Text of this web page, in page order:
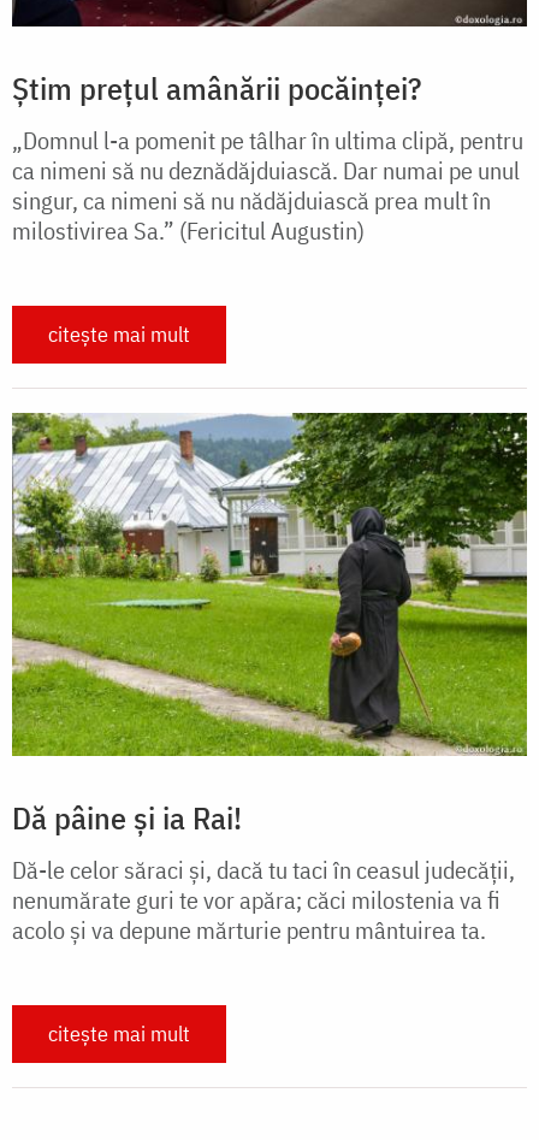
Știm prețul amânării pocăinței?
„Domnul l-a pomenit pe tâlhar în ultima clipă, pentru
ca nimeni să nu deznădăjduiască. Dar numai pe unul
singur, ca nimeni să nu nădăjduiască prea mult în
milostivirea Sa.” (Fericitul Augustin)
citește mai mult
Dă pâine și ia Rai!
Dă-le celor săraci și, dacă tu taci în ceasul judecății,
nenumărate guri te vor apăra; căci milostenia va fi
acolo și va depune mărturie pentru mântuirea ta.
citește mai mult